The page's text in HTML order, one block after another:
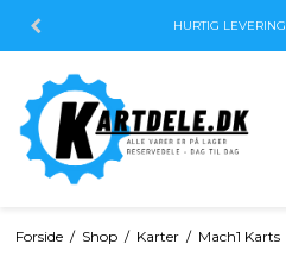
HURTIG LEVERING
Forside / Shop / Karter / Mach1 Karts